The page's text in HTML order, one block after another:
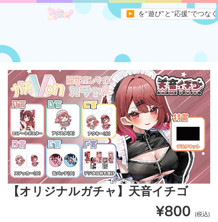
▶
す。すべてのVライバーとファンを“遊び”と“応援”でつなぐ、新し
【オリジナルガチャ】天音イチゴ
¥800 (税込)